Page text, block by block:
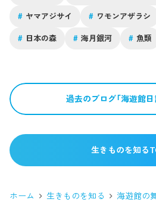
# ヤマアジサイ # ワモンアザラシ
# 日本の森 # 海月銀河 # 魚類
過去のブログ「海遊館日
生きものを知る
ホーム 生きものを知る
海遊館の